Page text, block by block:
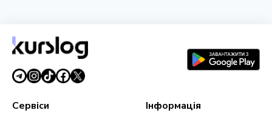
5 серпня 2026 р.5 хв читання
Сервіси Інформація